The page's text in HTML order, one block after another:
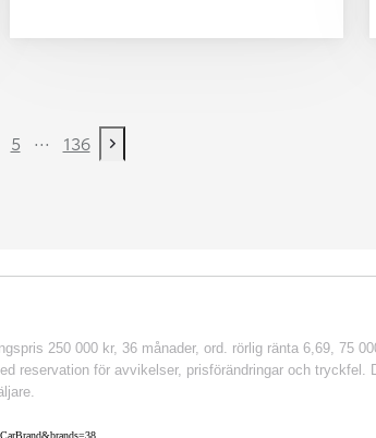
5 ... 136
Next page
250 000 kr, 36 månader, ord. rörlig ränta 6,69, 75
reservation för avvikelser, prisförändringar och tryckfel.